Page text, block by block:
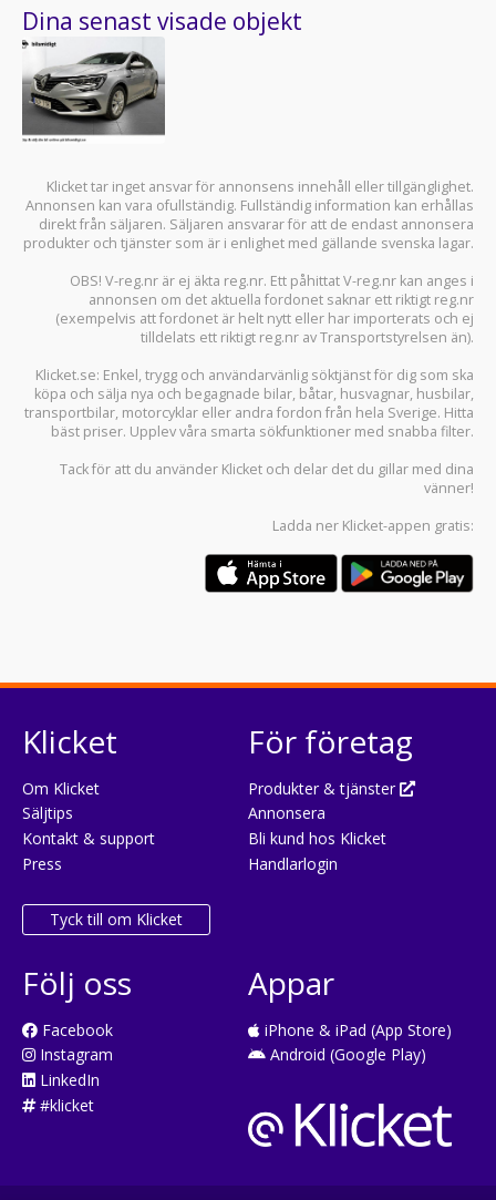
Dina senast visade objekt
Klicket tar inget ansvar för annonsens innehåll eller tillgänglighet.
Annonsen kan vara ofullständig. Fullständig information kan erhållas
direkt från säljaren. Säljaren ansvarar för att de endast annonsera
produkter och tjänster som är i enlighet med gällande svenska lagar.
OBS! V-reg.nr är ej äkta reg.nr. Ett påhittat V-reg.nr kan anges i
annonsen om det aktuella fordonet saknar ett riktigt reg.nr
(exempelvis att fordonet är helt nytt eller har importerats och ej
tilldelats ett riktigt reg.nr av Transportstyrelsen än).
Klicket.se: Enkel, trygg och användarvänlig söktjänst för dig som ska
köpa och sälja nya och begagnade bilar, båtar, husvagnar, husbilar,
transportbilar, motorcyklar eller andra fordon från hela Sverige. Hitta
bäst priser. Upplev våra smarta sökfunktioner med snabba filter.
Tack för att du använder Klicket och delar det du gillar med dina
vänner!
Ladda ner Klicket-appen gratis:
Klicket
Om Klicket
Säljtips
Kontakt & support
Press
Tyck till om Klicket
För företag
Produkter & tjänster
Annonsera
Bli kund hos Klicket
Handlarlogin
Följ oss
Facebook
Instagram
LinkedIn
#klicket
Appar
iPhone & iPad (App Store)
Android (Google Play)